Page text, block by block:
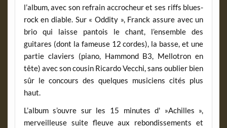
l’album, avec son refrain accrocheur et ses riffs blues-
rock en diable. Sur « Oddity », Franck assure avec un
brio qui laisse pantois le chant, l’ensemble des
guitares (dont la fameuse 12 cordes), la basse, et une
partie claviers (piano, Hammond B3, Mellotron en
tête) avec son cousin Ricardo Vecchi, sans oublier bien
sûr le concours des quelques musiciens cités plus
haut.
L’album s’ouvre sur les 15 minutes d' »Achilles »,
merveilleuse suite fleuve aux rebondissements et